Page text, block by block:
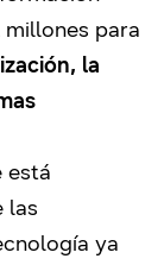
para
la
está
las
ya